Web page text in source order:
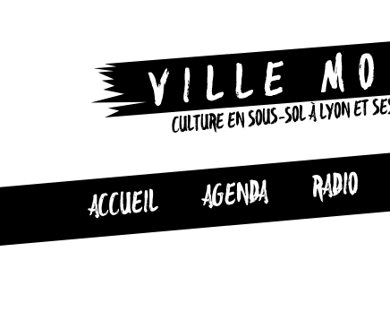
CULTURE EN SOUS-SOL À LYON ET
ACCUEIL AGENDA RADIO